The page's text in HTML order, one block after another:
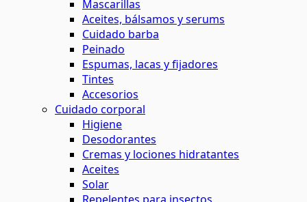
Mascarillas
Aceites, bálsamos y serums
Cuidado barba
Peinado
Espumas, lacas y fijadores
Tintes
Accesorios
Cuidado corporal
Higiene
Desodorantes
Cremas y lociones hidratantes
Aceites
Solar